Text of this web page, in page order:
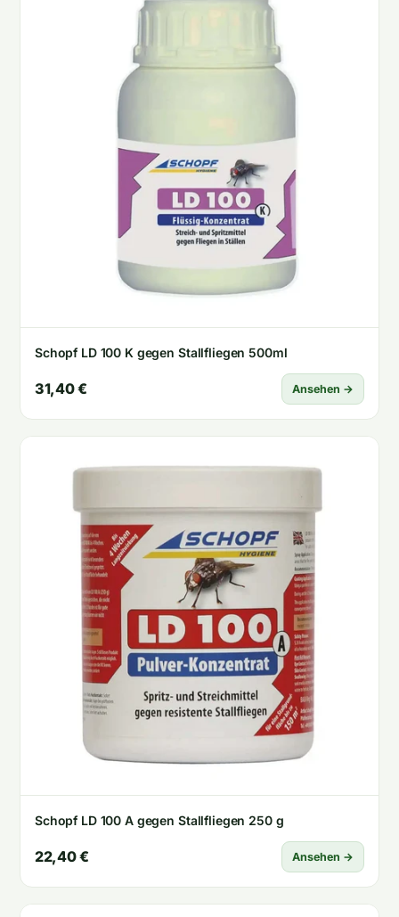
Schopf LD 100 K gegen Stallfliegen 500ml
31,40 € Ansehen →
Schopf LD 100 A gegen Stallfliegen 250 g
22,40 € Ansehen →